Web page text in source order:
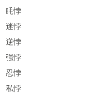
眊悖
迷悖
逆悖
强悖
忍悖
私悖